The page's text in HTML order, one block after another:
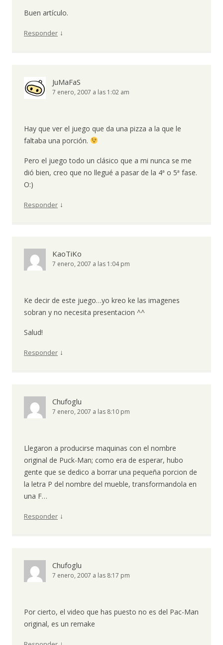
Buen artículo.
Responder ↓
JuMaFaS
7 enero, 2007 a las 1:02 am
Hay que ver el juego que da una pizza a la que le
faltaba una porción.
Pero el juego todo un clásico que a mi nunca se me
dió bien, creo que no llegué a pasar de la 4ª o 5ª fase.
O:)
Responder ↓
KaoTiKo
7 enero, 2007 a las 1:04 pm
Ke decir de este juego…yo kreo ke las imagenes
sobran y no necesita presentacion ^^
Salud!
Responder ↓
Chufoglu
7 enero, 2007 a las 8:10 pm
Llegaron a producirse maquinas con el nombre
original de Puck-Man; como era de esperar, hubo
gente que se dedico a borrar una pequeña porcion de
la letra P del nombre del mueble, transformandola en
una F…
Responder ↓
Chufoglu
7 enero, 2007 a las 8:17 pm
Por cierto, el video que has puesto no es del Pac-Man
original, es un remake